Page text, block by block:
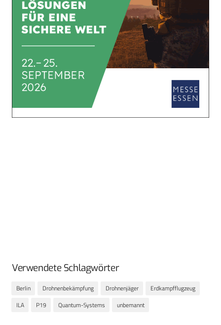
Verwendete Schlagwörter
Berlin Drohnenbekämpfung Drohnenjäger
Erdkampfflugzeug
ILA
P19 Quantum-Systems unbemannt